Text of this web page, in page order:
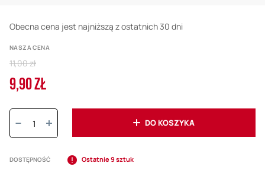
Obecna cena jest najniższą z ostatnich 30 dni
NASZA CENA
Cena
9,90 ZŁ
Regular
Price
11,00 zł
Ilość:
DO KOSZYKA
DOSTĘPNOŚĆ Ostatnie 9 sztuk